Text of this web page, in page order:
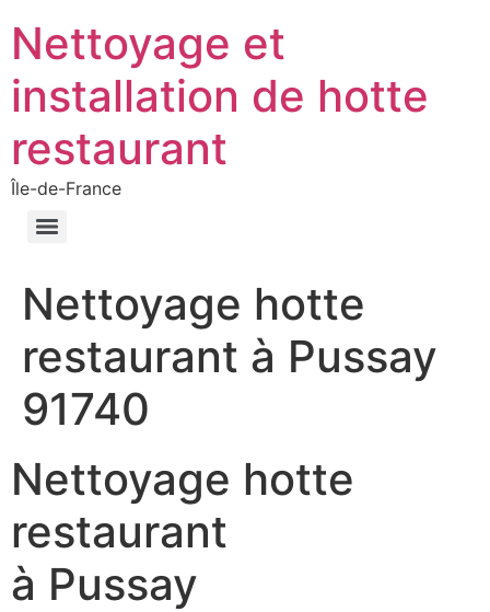
Nettoyage et
installation de hotte
restaurant
Île-de-France
Nettoyage hotte
restaurant à Pussay
91740
Nettoyage hotte
restaurant
à Pussay